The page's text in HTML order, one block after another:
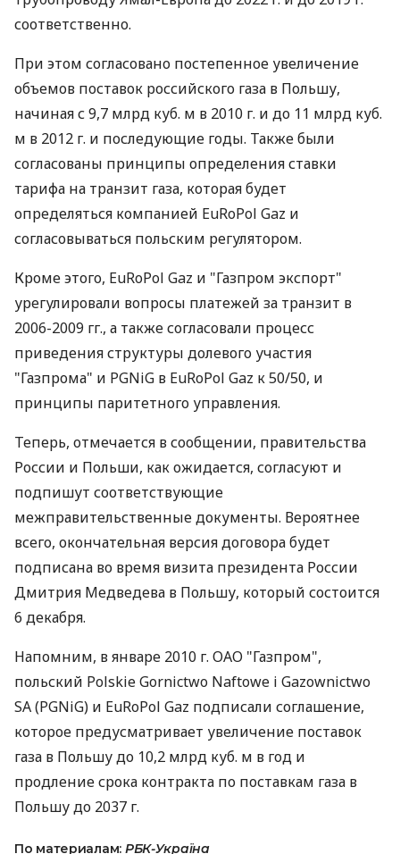
соответственно.
При этом согласовано постепенное увеличение
объемов поставок российского газа в Польшу,
начиная с 9,7 млрд куб. м в 2010 г. и до 11 млрд куб.
м в 2012 г. и последующие годы. Также были
согласованы принципы определения ставки
тарифа на транзит газа, которая будет
определяться компанией EuRoPol Gaz и
согласовываться польским регулятором.
Кроме этого, EuRoPol Gaz и "Газпром экспорт"
урегулировали вопросы платежей за транзит в
2006-2009 гг., а также согласовали процесс
приведения структуры долевого участия
"Газпрома" и PGNiG в EuRoPol Gaz к 50/50, и
принципы паритетного управления.
Теперь, отмечается в сообщении, правительства
России и Польши, как ожидается, согласуют и
подпишут соответствующие
межправительственные документы. Вероятнее
всего, окончательная версия договора будет
подписана во время визита президента России
Дмитрия Медведева в Польшу, который состоится
6 декабря.
Напомним, в январе 2010 г. ОАО "Газпром",
польский Polskie Gornictwo Naftowe i Gazownictwo
SA (PGNiG) и EuRoPol Gaz подписали соглашение,
которое предусматривает увеличение поставок
газа в Польшу до 10,2 млрд куб. м в год и
продление срока контракта по поставкам газа в
Польшу до 2037 г.
По материалам: РБК-Україна